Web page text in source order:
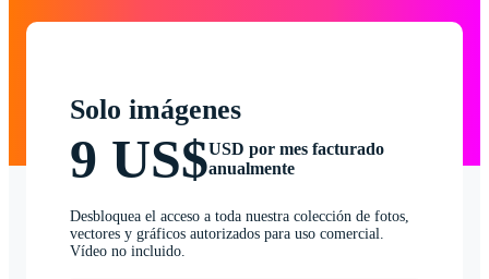
Solo imágenes
9 US$USD por mes facturado
anualmente
Desbloquea el acceso a toda nuestra colección de fotos,
vectores y gráficos autorizados para uso comercial.
Vídeo no incluido.